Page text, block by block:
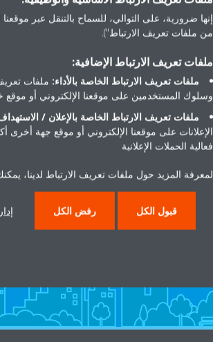
هل
إنها ضرورية، على التوالي، للسماح بالتنقل عبر
من ملفات تعريف الارتباط").
ملفات تعريف الارتباط الإضافية:
ملفات تعريف الارتباط الخاصة بالأداء: ملفات
وسلوك المستخدمين على موقعنا الإلكتروني أو
ملفات تعريف الارتباط الخاصة بالإعلان /
الإعلانات على موقعنا الإلكتروني أو موقع جهة أخرى
فعالية الحملات الإعلانية
لمعرفة المزيد حول ملفات تعريف الارتباط لدينا،
قبول الكل رفض الكل